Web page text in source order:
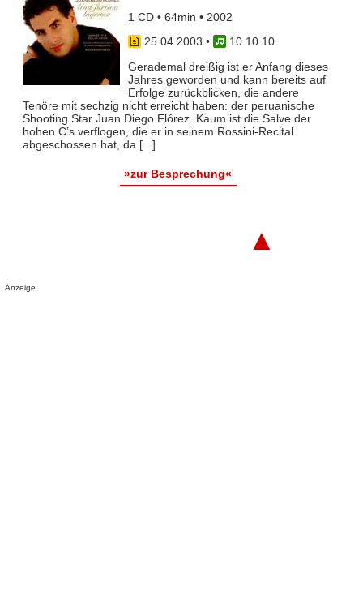
1 CD • 64min • 2002
25.04.2003 •
10 10 10
Gerademal dreißig ist er Anfang dieses
Jahres geworden und kann bereits auf
Erfolge zurückblicken, die andere
Tenöre mit sechzig nicht erreicht haben: der peruanische
Shooting Star Juan Diego Flórez. Kaum ist die Salve der
hohen C’s verflogen, die er in seinem Rossini-Recital
abgeschossen hat, da [...]
»zur Besprechung«
▲
Anzeige